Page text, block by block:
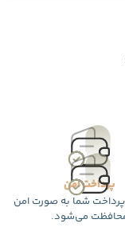
پرداخت امن
پرداخت شما به صورت امن
می‌شود.